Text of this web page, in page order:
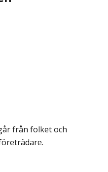
från folket och